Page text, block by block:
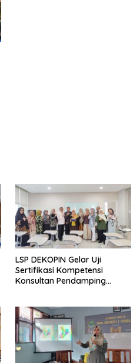
LSP DEKOPIN Gelar Uji
Sertifikasi Kompetensi
Konsultan Pendamping